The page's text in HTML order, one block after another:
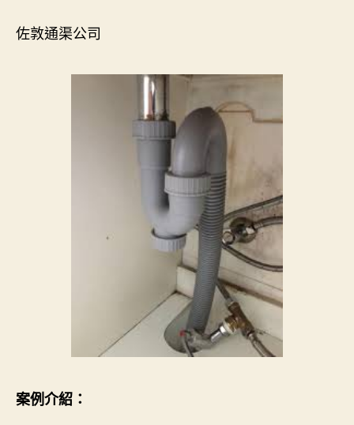
佐敦通渠公司
案例介紹：